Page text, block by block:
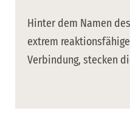
Hinter dem Namen
extrem
Verbindung, stecken